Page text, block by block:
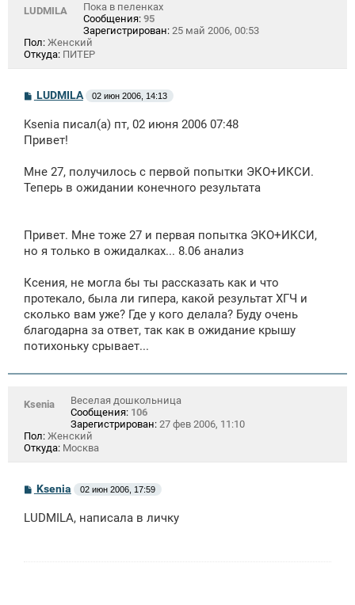
LUDMILA
Пока в пеленках
Сообщения: 95
Зарегистрирован: 25 май 2006, 00:53
Пол: Женский
Откуда: ПИТЕР
С
б
щ
е
и
LUDMILA 02 июн 2006, 14:13
Ksenia писал(а) пт, 02 июня 2006 07:48
Привет!
Мне 27, получилось с первой попытки ЭКО+ИКСИ.
Теперь в ожидании конечного результата
Привет. Мне тоже 27 и первая попытка ЭКО+ИКСИ,
но я только в ожидалках... 8.06 анализ
Ксения, не могла бы ты рассказать как и что
протекало, была ли гипера, какой результат ХГЧ и
сколько вам уже? Где у кого делала? Буду очень
благодарна за ответ, так как в ожидание крышу
потихоньку срывает...
Ksenia
Веселая дошкольница
Сообщения: 106
Зарегистрирован: 27 фев 2006, 11:10
Пол: Женский
Откуда: Москва
С
б
Ksenia 02 июн 2006, 17:59
LUDMILA, написала в личку